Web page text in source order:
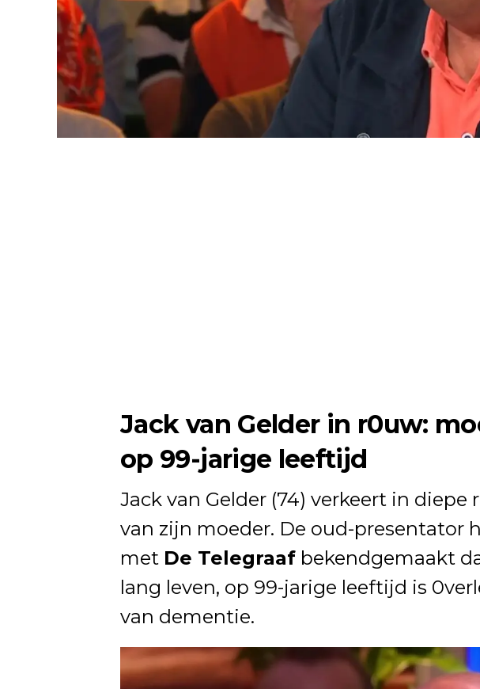
Jack van Gelder in r0uw:
op 99-jarige leeftijd
Jack van Gelder (74) verkeert in
van zijn moeder. De oud-presentator
met De Telegraaf bekendgemaakt
lang leven, op 99-jarige leeftijd is
van dementie.